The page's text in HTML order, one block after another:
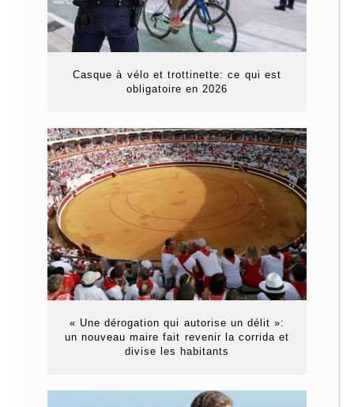
Casque à vélo et trottinette: ce qui est
obligatoire en 2026
« Une dérogation qui autorise un délit »:
un nouveau maire fait revenir la corrida et
divise les habitants